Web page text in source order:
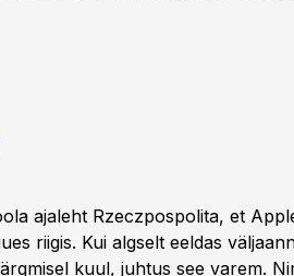
ajaleht Rzeczpospolita, et
riigis. Kui algselt eeldas
kuul, juhtus see varem.